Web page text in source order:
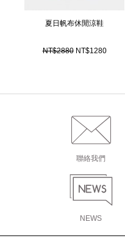
夏日帆布休閒涼鞋
NT$2880 NT$1280
聯絡我們
NEWS